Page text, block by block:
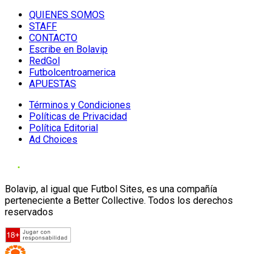
QUIENES SOMOS
STAFF
CONTACTO
Escribe en Bolavip
RedGol
Futbolcentroamerica
APUESTAS
Términos y Condiciones
Políticas de Privacidad
Política Editorial
Ad Choices
Bolavip, al igual que Futbol Sites, es una compañía
perteneciente a Better Collective. Todos los derechos
reservados